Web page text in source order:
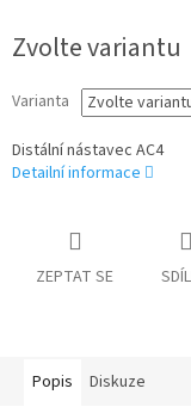
Zvolte variantu
Varianta
Distální nástavec AC4
Detailní informace
ZEPTAT SE
Popis Diskuze